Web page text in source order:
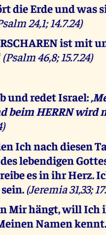
die Erde und
24,1; 14.7.24)
ist mit
(Psalm 46,8; 15.7.24)
und redet Israel:
beim HERRN wird
Ich nach diesen
lebendigen
es in ihr Herz.
(Jeremia 31,33;
Mir hängt, will
Namen kennt.